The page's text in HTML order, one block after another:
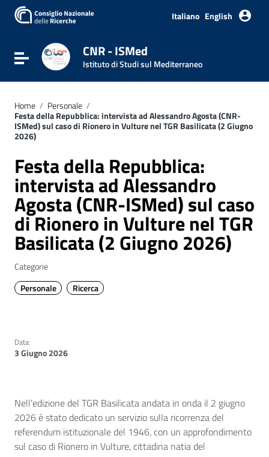
Vai ai contenuti
Vai al menu di navigazione
Vai al footer
Italiano English
Attiva / disattiva la navigazione
CNR - ISMed
Istituto di Studi sul Mediterraneo
Home / Personale /
Festa della Repubblica: intervista ad Alessandro Agosta (CNR-
ISMed) sul caso di Rionero in Vulture nel TGR Basilicata (2 Giugno
2026)
Festa della Repubblica:
intervista ad Alessandro
Agosta (CNR-ISMed) sul caso
di Rionero in Vulture nel TGR
Basilicata (2 Giugno 2026)
Categorie
Personale
Ricerca
Data:
3 Giugno 2026
Nell’edizione del TGR Basilicata andata in onda il 2 giugno
2026 è stato dedicato un servizio sulla ricorrenza del
referendum istituzionale del 1946, con un approfondimento
sul caso di Rionero in Vulture, cittadina natia del